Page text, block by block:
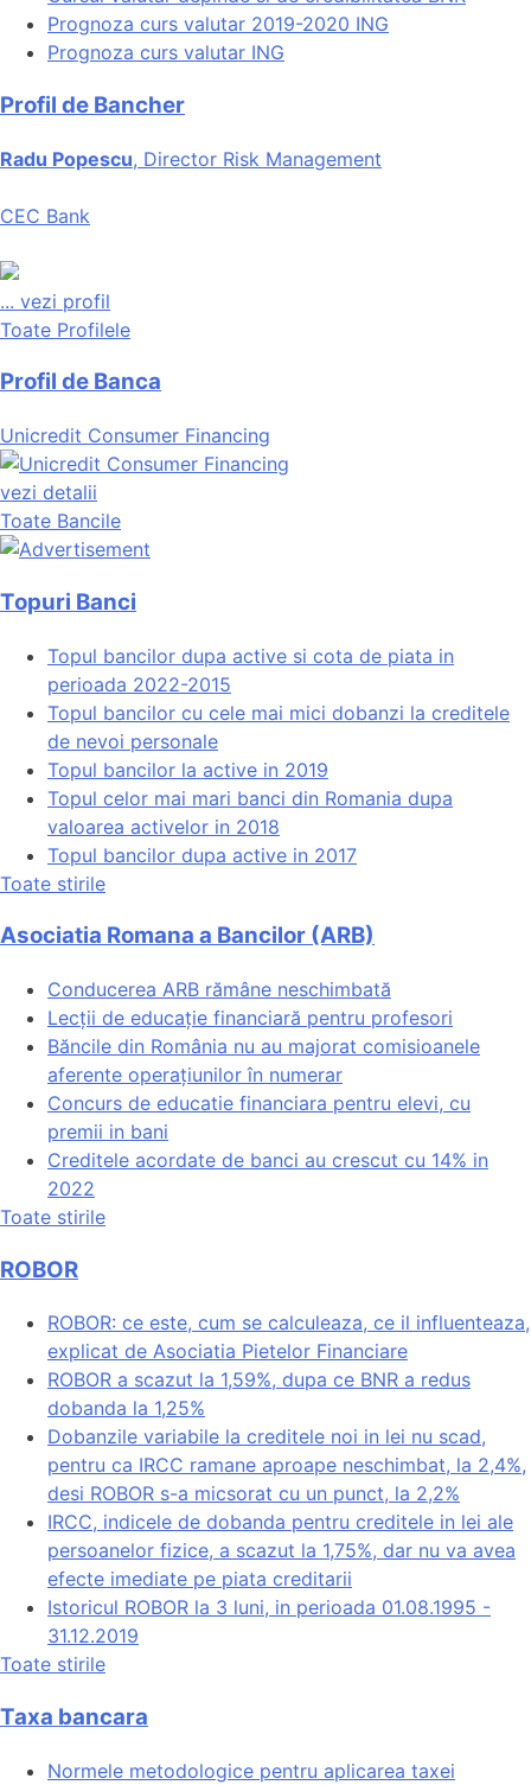
Prognoza curs valutar 2019-2020 ING
Prognoza curs valutar ING
Profil de Bancher
Radu Popescu, Director Risk Management
CEC Bank
... vezi profil
Toate Profilele
Profil de Banca
Unicredit Consumer Financing
vezi detalii
Toate Bancile
Topuri Banci
Topul bancilor dupa active si cota de piata in
perioada 2022-2015
Topul bancilor cu cele mai mici dobanzi la creditele
de nevoi personale
Topul bancilor la active in 2019
Topul celor mai mari banci din Romania dupa
valoarea activelor in 2018
Topul bancilor dupa active in 2017
Toate stirile
Asociatia Romana a Bancilor (ARB)
Conducerea ARB rămâne neschimbată
Lecții de educație financiară pentru profesori
Băncile din România nu au majorat comisioanele
aferente operațiunilor în numerar
Concurs de educatie financiara pentru elevi, cu
premii in bani
Creditele acordate de banci au crescut cu 14% in
2022
Toate stirile
ROBOR
ROBOR: ce este, cum se calculeaza, ce il influenteaza,
explicat de Asociatia Pietelor Financiare
ROBOR a scazut la 1,59%, dupa ce BNR a redus
dobanda la 1,25%
Dobanzile variabile la creditele noi in lei nu scad,
pentru ca IRCC ramane aproape neschimbat, la 2,4%,
desi ROBOR s-a micsorat cu un punct, la 2,2%
IRCC, indicele de dobanda pentru creditele in lei ale
persoanelor fizice, a scazut la 1,75%, dar nu va avea
efecte imediate pe piata creditarii
Istoricul ROBOR la 3 luni, in perioada 01.08.1995 -
31.12.2019
Toate stirile
Taxa bancara
Normele metodologice pentru aplicarea taxei